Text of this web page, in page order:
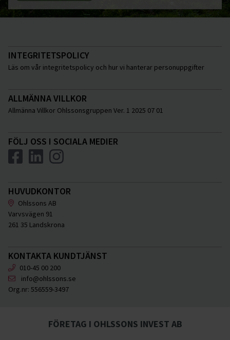
INTEGRITETSPOLICY
Läs om vår integritetspolicy och hur vi hanterar personuppgifter
ALLMÄNNA VILLKOR
Allmänna Villkor Ohlssonsgruppen Ver. 1 2025 07 01
FÖLJ OSS I SOCIALA MEDIER
HUVUDKONTOR
Ohlssons AB
Varvsvägen 91
261 35 Landskrona
KONTAKTA KUNDTJÄNST
010-45 00 200
info@ohlssons.se
Org.nr: 556559-3497
FÖRETAG I OHLSSONS INVEST AB